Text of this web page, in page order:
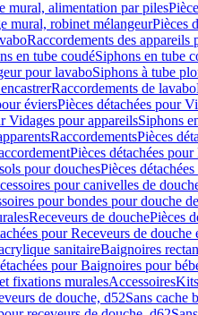
mural, alimentation par piles
mural, robinet mélangeurPièces
Raccordements des
en tube coudéSiphons en tube
pour lavaboSiphons à tube
Raccordements de lavabo
éviersPièces détachées pour
Vidages pour appareilsSiphons
RaccordementsPièces
Pièces détachées
pour douchesPièces
pour canivelles de
pour bondes pour douche
Receveurs de douchePièces
pour Receveurs de douche
sanitaireBaignoires
pour Baignoires pour
fixations muralesAccessoires
de douche, d52Sans cache